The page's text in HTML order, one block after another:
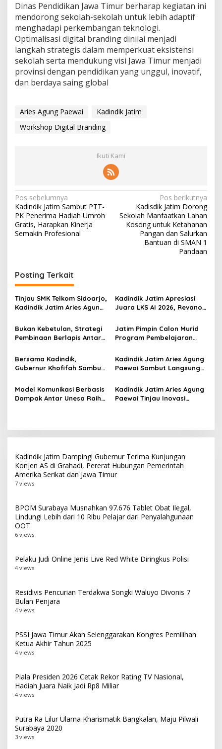
Dinas Pendidikan Jawa Timur berharap kegiatan ini
mendorong sekolah-sekolah untuk lebih adaptif
menghadapi perkembangan teknologi.
Optimalisasi digital branding dinilai menjadi
langkah strategis dalam memperkuat eksistensi
sekolah serta mendukung visi Jawa Timur menjadi
provinsi dengan pendidikan yang unggul, inovatif,
dan berdaya saing global
Aries Agung Paewai
Kadindik Jatim
Workshop Digital Branding
Ikuti Kami
N
a
v
i
a
s
i
p
o
s
Pos sebelumnya
Kadindik Jatim Sambut PTT-
PK Penerima Hadiah Umroh
Gratis, Harapkan Kinerja
Semakin Profesional
Pos berikutnya
Kadisdik Jatim Dorong
Sekolah Manfaatkan Lahan
Kosong untuk Ketahanan
Pangan dan Salurkan
Bantuan di SMAN 1
Pandaan
Posting Terkait
Tinjau SMK Telkom Sidoarjo,
Kadindik Jatim Aries Agung
Representatif Tingkatkan
Kualitas Pembelajaran
Kadindik Jatim Apresiasi
Juara LKS AI 2026, Revano
dari Gubernur Khofifah
Bukan Kebetulan, Strategi
Pembinaan Berlapis Antar
Juara Umum LKS Nasional
Jatim Pimpin Calon Murid
Program Pembelajaran
ATS Lolos Verifikasi dan
Siap Belajar
Bersama Kadindik,
Gubernur Khofifah Sambut
Umum LKS Dikmen Nasional
2026 di Grahadi
Kadindik Jatim Aries Agung
Paewai Sambut Langsung
Dikmen Nasional 2026 di
Pasar Turi
Model Komunikasi Berbasis
Dampak Antar Unesa Raih
Kadindik Jatim Aries Agung
Paewai Tinjau Inovasi
Kadindik Jatim Dampingi Gubernur Terima Kunjungan
Konjen AS di Grahadi, Pererat Hubungan Pemerintah
Amerika Serikat dan Jawa Timur
7 views
BPOM Surabaya Musnahkan 97.676 Tablet Obat Ilegal,
Lindungi Lebih dari 10 Ribu Pelajar dari Penyalahgunaan
OOT
6 views
Pelaku Judi Online Jenis Live Red White Diringkus Polisi
4 views
Residivis Pencurian Terdakwa Songki Waluyo Divonis 7
Bulan Penjara
4 views
PSSI Jawa Timur Akan Selenggarakan Kongres Pemilihan
Ketua Akhir Tahun 2025
4 views
Piala Presiden 2026 Cetak Rekor Rating TV Nasional,
Hadiah Juara Naik Jadi Rp8 Miliar
4 views
Putra Ra Lilur Ulama Kharismatik Bangkalan, Maju Pilwali
Surabaya 2020
3 views